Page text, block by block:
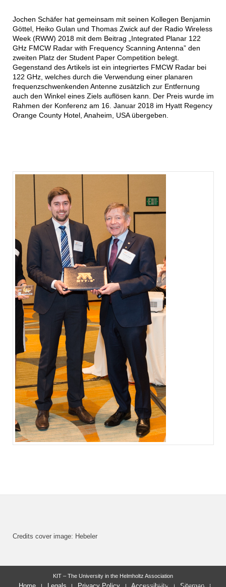
Jochen Schäfer hat gemeinsam mit seinen Kollegen Benjamin
Göttel, Heiko Gulan und Thomas Zwick auf der Radio Wireless
Week (RWW) 2018 mit dem Beitrag „Integrated Planar 122
GHz FMCW Radar with Frequency Scanning Antenna” den
zweiten Platz der Student Paper Competition belegt.
Gegenstand des Artikels ist ein integriertes FMCW Radar bei
122 GHz, welches durch die Verwendung einer planaren
frequenzschwenkenden Antenne zusätzlich zur Entfernung
auch den Winkel eines Ziels auflösen kann. Der Preis wurde im
Rahmen der Konferenz am 16. Januar 2018 im Hyatt Regency
Orange County Hotel, Anaheim, USA übergeben.
Credits cover image: Hebeler
last change: 2020-08-17
KIT – The University in the Helmholtz Association